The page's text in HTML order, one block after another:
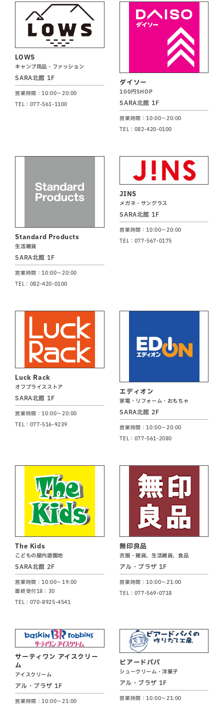
LOWS
キャンプ用品・ファッション
SARA北館 1F
営業時間：10:00～20:00
TEL：077-561-1100
ダイソー
100円SHOP
SARA北館 1F
営業時間：10:00～20:00
TEL：082-420-0100
Standard Products
生活雑貨
SARA北館 1F
営業時間：10:00～20:00
TEL：082-420-0100
JINS
メガネ・サングラス
SARA北館 1F
営業時間：10:00～20:00
TEL：077-567-0175
Luck Rack
オフプライスストア
SARA北館 1F
営業時間：10:00～20:00
TEL：077-516-9239
エディオン
家電・リフォーム・おもちゃ
SARA北館 2F
営業時間：10:00～20:00
TEL：077-561-2080
The Kids
こどもの屋内遊園地
SARA北館 2F
営業時間：10:00～19:00
最終受付18：30
TEL：070-8925-4541
無印良品
衣服・雑貨、生活雑貨、食品
アル・プラザ 1F
営業時間：10:00～21:00
TEL：077-569-0718
サーティワン アイスクリー
ム
アイスクリーム
アル・プラザ 1F
営業時間：10:00～21:00
ビアードパパ
シュークリーム・洋菓子
アル・プラザ 1F
営業時間：10:00～21:00